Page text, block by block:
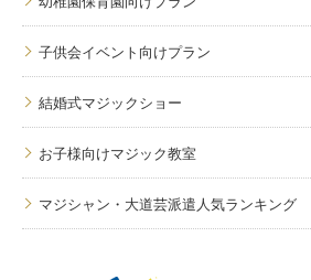
子供会イベント向けプラン
結婚式マジックショー
お子様向けマジック教室
マジシャン・大道芸派遣人気ランキング